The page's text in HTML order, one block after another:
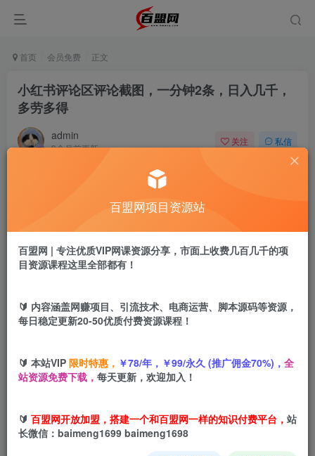
首页 会员免费 正文
小红书评论区评论截图，一分钟2条，日入几千，
多劳多得
admin
9个月前更新
关注 私信
小红书评论区评论截图，一分钟2条，日入几千，多劳多得
盟币 9.9
立即购买
今天给大家带来的项目是【评论截图项目，两分钟一块钱，
百盟网项目资源站
百盟网 | 专注优质VIP网课资源分享，市面上收费几百几千的项
目资源课程这里全部都有！
🔰 内容涵盖网赚项目、引流技术、电商运营、脚本源码等资源，
每日稳定更新20-50优质付费资源课程！
🔰 本站VIP 限时特惠， ￥78/年，￥99/永久 (推广佣金70%)， 全
站资源免费下载， 每天更新，欢迎加入！
🔰 百盟网开放加盟，搭建一个和百盟网一样的知识付费平台， 站
长微信：baimeng1699 baimeng1698